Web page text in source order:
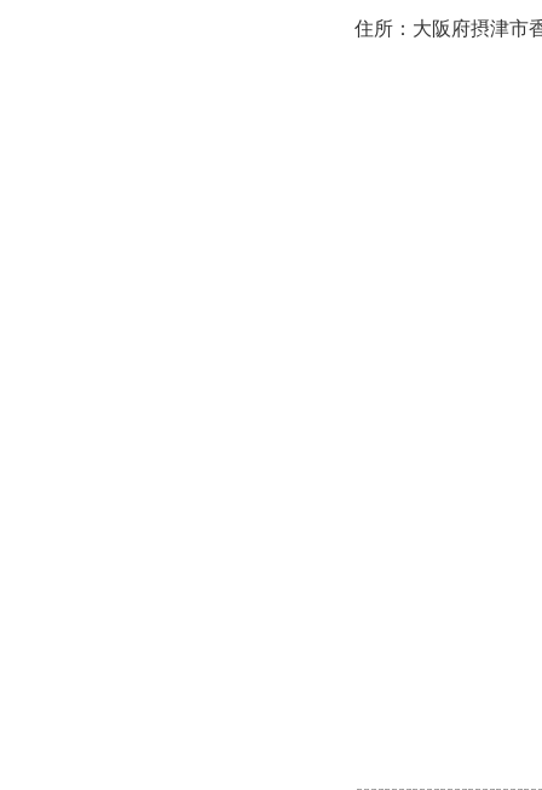
住所：大阪府摂津市